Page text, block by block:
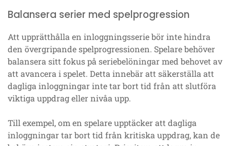
Balansera serier med spelprogression
Att upprätthålla en inloggningsserie bör inte hindra
den övergripande spelprogressionen. Spelare behöver
balansera sitt fokus på seriebelöningar med behovet av
att avancera i spelet. Detta innebär att säkerställa att
dagliga inloggningar inte tar bort tid från att slutföra
viktiga uppdrag eller nivåa upp.
Till exempel, om en spelare upptäcker att dagliga
inloggningar tar bort tid från kritiska uppdrag, kan de